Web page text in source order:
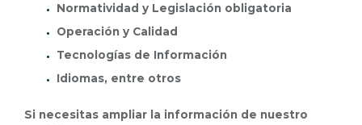
Normatividad y Legislación obligatoria
Operación y Calidad
Tecnologías de Información
Idiomas, entre otros
Si necesitas ampliar la información de nuestro